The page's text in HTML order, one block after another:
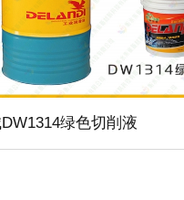
绿色切削液